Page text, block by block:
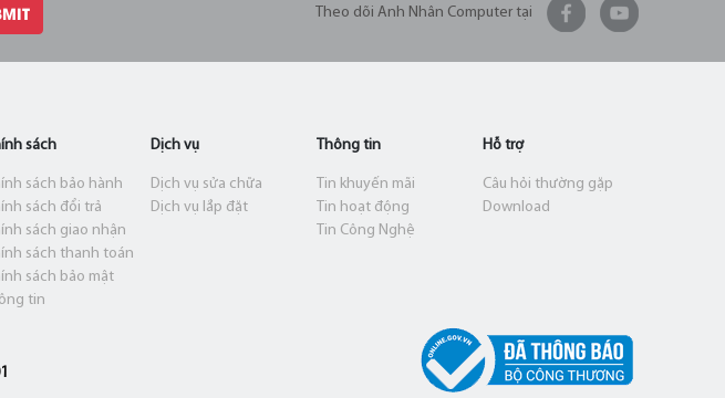
Theo dõi Anh Nhân Computer tại
sách
sách bảo hành
sách đổi trả
sách giao nhận
sách thanh toán
sách bảo mật
tin
Dịch vụ
Dịch vụ sửa chữa
Dịch vụ lắp đặt
Thông tin
Tin khuyến mãi
Tin hoạt động
Tin Công Nghệ
Hỗ trợ
Câu hỏi thường gặp
Download